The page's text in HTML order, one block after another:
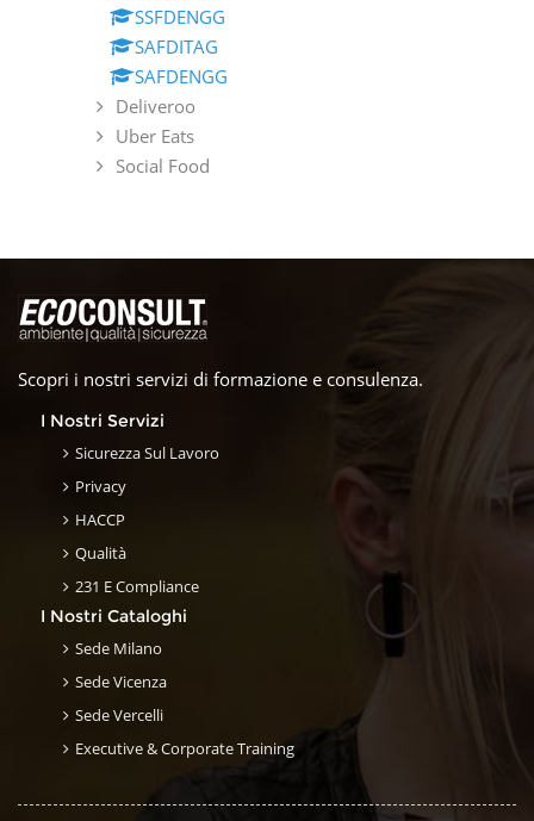
SSFDENGG
SAFDITAG
SAFDENGG
Deliveroo
Uber Eats
Social Food
Scopri i nostri servizi di formazione e consulenza.
I Nostri Servizi
Sicurezza Sul Lavoro
Privacy
HACCP
Qualità
231 E Compliance
I Nostri Cataloghi
Sede Milano
Sede Vicenza
Sede Vercelli
Executive & Corporate Training